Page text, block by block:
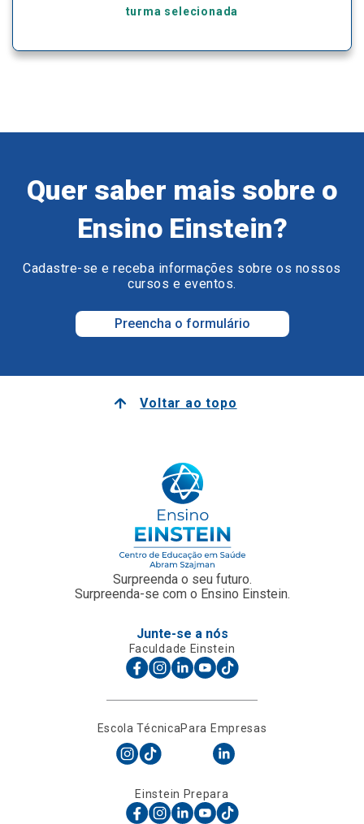
turma selecionada
Quer saber mais sobre o
Ensino Einstein?
Cadastre-se e receba informações sobre os nossos
cursos e eventos.
Preencha o formulário
Voltar ao topo
Surpreenda o seu futuro.
Surpreenda-se com o Ensino Einstein.
Junte-se a nós
Faculdade Einstein
Escola TécnicaPara Empresas
Einstein Prepara